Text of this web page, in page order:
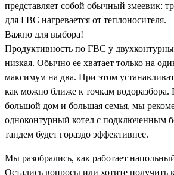
представляет собой обычный змеевик:
для ГВС нагревается от теплоносителя.
Важно для выбора!
Продуктивность по ГВС у
низкая. Обычно ее хватает только на
максимум на два. При этом
как можно ближе к точкам водоразбора.
большой дом и большая семья, мы
одноконтурный котел с подключенным
тандем будет гораздо эффективнее.
Мы разобрались, как работает
Остались вопросы или хотите получить